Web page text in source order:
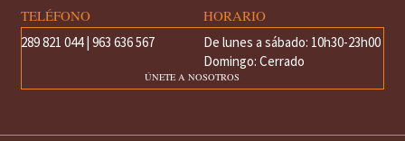
*
TELÉFONO
289 821 044 | 963 636 567
HORARIO
De lunes a sábado: 10h30-23h00
Domingo: Cerrado
ÚNETE A NOSOTROS